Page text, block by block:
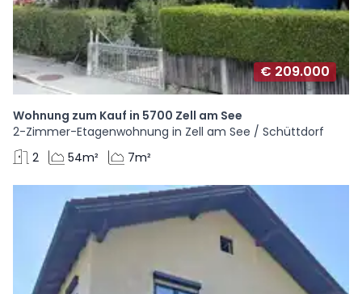
€ 209.000
Wohnung zum Kauf in 5700 Zell am See
2-Zimmer-Etagenwohnung in Zell am See / Schüttdorf
2
54m² 7m²